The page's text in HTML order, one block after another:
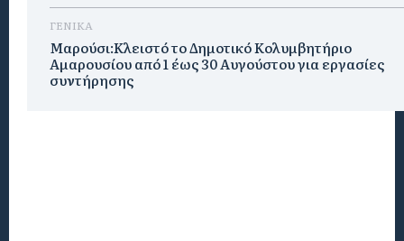
ΓΕΝΙΚΑ
Μαρούσι:Κλειστό το Δημοτικό Κολυμβητήριο
Αμαρουσίου από 1 έως 30 Αυγούστου για εργασίες
συντήρησης